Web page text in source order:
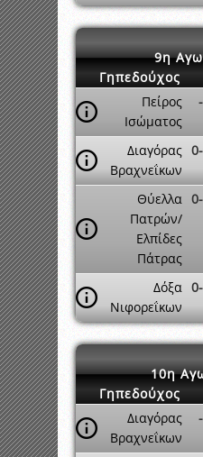
9η
Γηπεδούχος
Πείρος
Ισώματος
-
Διαγόρας
Βραχνεΐκων
Θύελλα
Πατρών/
Ελπίδες
Πάτρας
Δόξα
Νιφορεΐκων
10η
Γηπεδούχος
Διαγόρας
Βραχνεΐκων
-